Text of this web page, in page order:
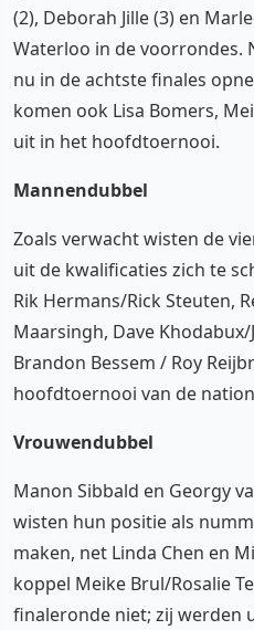
(2), Deborah Jille (3) en
Waterloo in de voorrondes.
nu in de achtste finales
komen ook Lisa Bomers,
uit in het hoofdtoernooi.
Mannendubbel
Zoals verwacht wisten de
uit de kwalificaties zich te
Rik Hermans/Rick Steuten,
Maarsingh, Dave
Brandon Bessem / Roy
hoofdtoernooi van de
Vrouwendubbel
Manon Sibbald en Georgy
wisten hun positie als
maken, net Linda Chen en
koppel Meike Brul/Rosalie
finaleronde niet; zij werden